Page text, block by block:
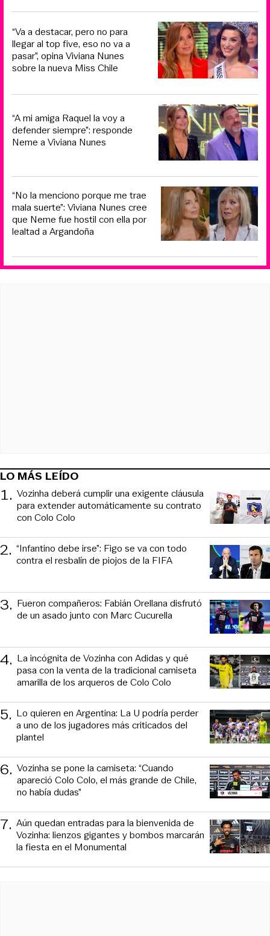
“Va a destacar, pero no para
llegar al top five, eso no va a
pasar”, opina Viviana Nunes
sobre la nueva Miss Chile
“A mi amiga Raquel la voy a
defender siempre”: responde
Neme a Viviana Nunes
“No la menciono porque me trae
mala suerte”: Viviana Nunes cree
que Neme fue hostil con ella por
lealtad a Argandoña
LO MÁS LEÍDO
1. Vozinha deberá cumplir una exigente cláusula
para extender automáticamente su contrato
con Colo Colo
2. “Infantino debe irse”: Figo se va con todo
contra el resbalín de piojos de la FIFA
3. Fueron compañeros: Fabián Orellana disfrutó
de un asado junto con Marc Cucurella
4. La incógnita de Vozinha con Adidas y qué
pasa con la venta de la tradicional camiseta
amarilla de los arqueros de Colo Colo
5. Lo quieren en Argentina: La U podría perder
a uno de los jugadores más criticados del
plantel
6. Vozinha se pone la camiseta: “Cuando
apareció Colo Colo, el más grande de Chile,
no había dudas”
7. Aún quedan entradas para la bienvenida de
Vozinha: lienzos gigantes y bombos marcarán
la fiesta en el Monumental